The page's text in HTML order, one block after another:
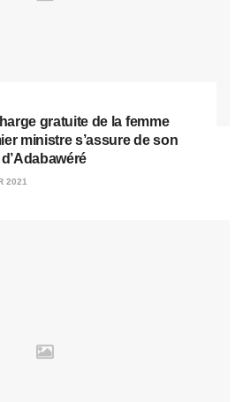
gratuite de la femme
ministre s’assure de son
2021